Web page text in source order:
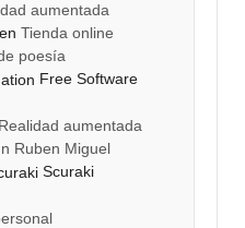
aumentada
Tienda online
poesía
Free Software
Realidad aumentada
Ruben Miguel
Scuraki